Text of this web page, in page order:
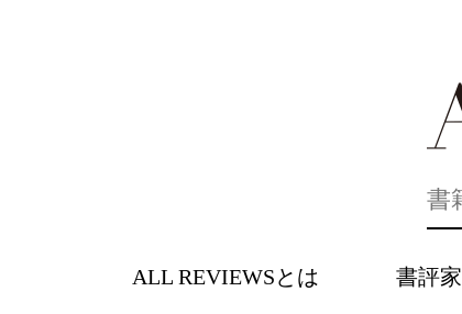
ALL REVIEWSとは 書評家